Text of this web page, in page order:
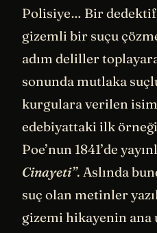
Polisiye… Bir
gizemli bir suçu
adım deliller
sonunda mutlaka
kurgulara verilen
edebiyattaki ilk
Poe’nun 1841’de
Cinayeti”. Aslında
suç olan metinler
gizemi hikayenin ana